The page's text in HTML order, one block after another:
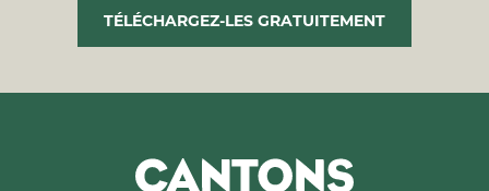
TÉLÉCHARGEZ-LES GRATUITEMENT